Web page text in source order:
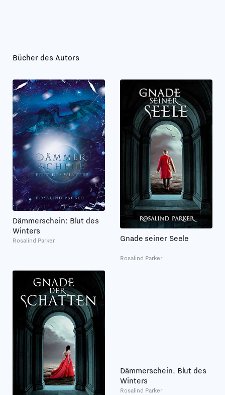
Bücher des Autors
Dämmerschein: Blut des
Winters
Rosalind Parker Gnade seiner Seele
Rosalind Parker
Dämmerschein. Blut des
Winters
Rosalind Parker